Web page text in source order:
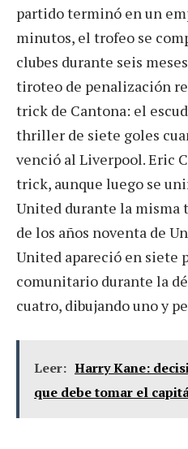
partido terminó en un
minutos, el trofeo se
clubes durante seis
tiroteo de penalización
trick de Cantona: el
thriller de siete goles
venció al Liverpool. Eric
trick, aunque luego se
United durante la misma
de los años noventa de
United apareció en siete
comunitario durante la
cuatro, dibujando uno y
Leer: Harry Kane:
que debe tomar el